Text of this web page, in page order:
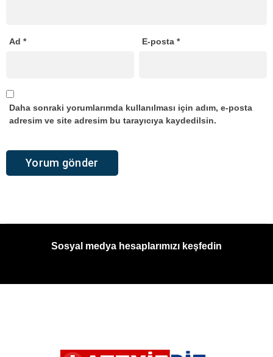
Ad * E-posta*
Daha sonraki yorumlarımda kullanılması için adım, e-posta
adresim ve site adresim bu tarayıcıya kaydedilsin.
Sosyal medya hesaplarımızı keşfedin